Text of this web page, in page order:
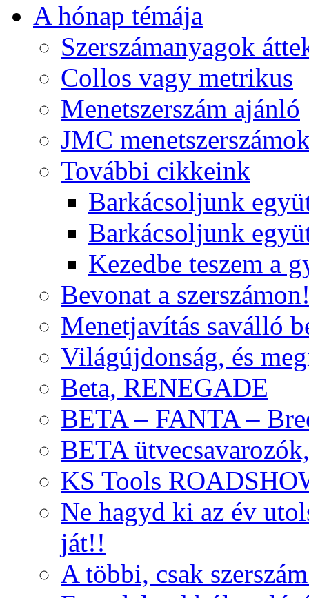
A hónap témája
Szerszámanyagok
Collos vagy metrikus
Menetszerszám ajánló
JMC
További cikkeink
Barkácsoljunk
Barkácsoljunk
Kezedbe teszem a
Bevonat a
Menetjavítás saválló
Világújdonság, és
Beta, RENEGADE
BETA – FANTA –
BETA
KS Tools
Ne hagyd ki az év
ját!!
A többi, csak